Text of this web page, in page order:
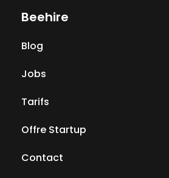
Beehire
Blog
Jobs
Tarifs
Offre Startup
Contact